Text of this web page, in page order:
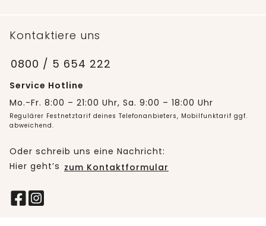
Kontaktiere uns
0800 / 5 654 222
Service Hotline
Mo.-Fr. 8:00 – 21:00 Uhr, Sa. 9:00 – 18:00 Uhr
Regulärer Festnetztarif deines Telefonanbieters, Mobilfunktarif ggf.
abweichend.
Oder schreib uns eine Nachricht:
Hier geht’s zum Kontaktformular